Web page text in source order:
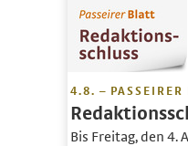
4.8. – PASSEIRER
Bis Freitag, den 4.